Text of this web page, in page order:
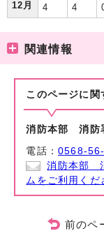
12月
4 4
関連情報
このページに関
消防本部 消防
電話：0568-
消防本部
ムをご利用くだ
前のペ